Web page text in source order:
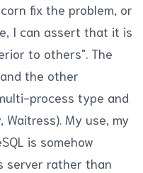
fix the problem, or
I can assert that it is
to others". The
the other
process type and
My use, my
is somehow
server rather than